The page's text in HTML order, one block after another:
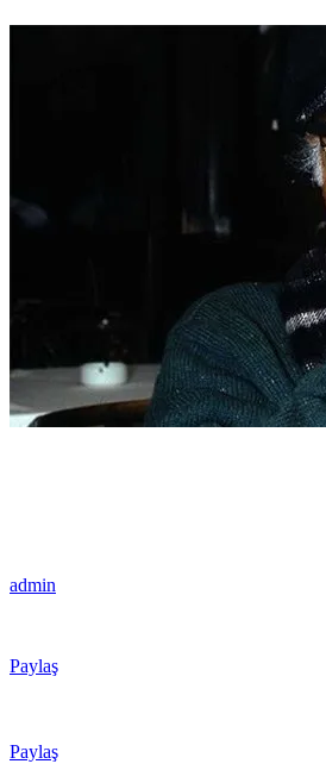
admin
Paylaş
Paylaş